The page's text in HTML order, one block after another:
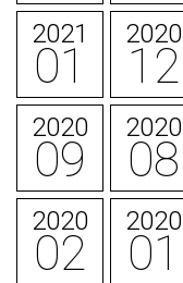
2021
01
2020
12
2020
09
2020
08
2020
02
2020
01